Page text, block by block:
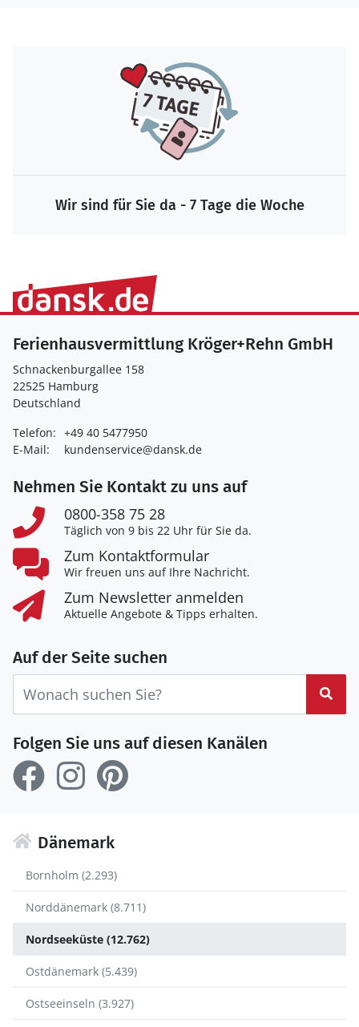
Wir sind für Sie da - 7 Tage die Woche
Ferienhausvermittlung Kröger+Rehn GmbH
Schnackenburgallee 158
22525 Hamburg
Deutschland
Telefon: +49 40 5477950
E-Mail:
kundenservice@dansk.de
Nehmen Sie Kontakt zu uns auf
0800-358 75 28
Täglich von 9 bis 22 Uhr für Sie da.
Zum Kontaktformular
Wir freuen uns auf Ihre Nachricht.
Zum Newsletter anmelden
Aktuelle Angebote & Tipps erhalten.
Auf der Seite suchen
Folgen Sie uns auf diesen Kanälen
Dänemark
Bornholm (2.293)
Norddänemark (8.711)
Nordseeküste (12.762)
Ostdänemark (5.439)
Ostseeinseln (3.927)